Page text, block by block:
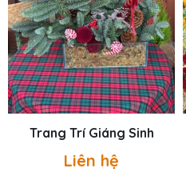
Trang Trí Giáng Sinh
Liên hệ